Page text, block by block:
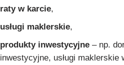
raty w karcie,
usługi maklerskie,
produkty inwestycyjne – np.
inwestycyjne, usługi maklerskie